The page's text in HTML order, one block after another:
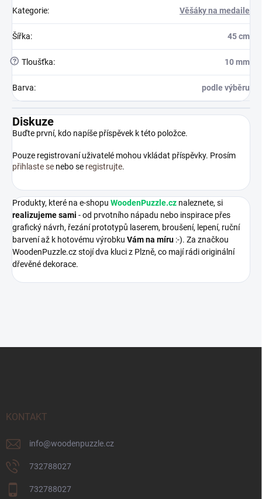
Kategorie: Věšáky na medaile
Šířka: 45 cm
? Tloušťka: 10 mm
Barva: podle výběru
Diskuze
Buďte první, kdo napíše příspěvek k této položce.
Pouze registrovaní uživatelé mohou vkládat příspěvky. Prosím
přihlaste se nebo se registrujte.
Produkty, které na e-shopu WoodenPuzzle.cz naleznete, si
realizujeme sami - od prvotního nápadu nebo inspirace přes
grafický návrh, řezání prototypů laserem, broušení, lepení, ruční
barvení až k hotovému výrobku Vám na míru :-). Za značkou
WoodenPuzzle.cz stojí dva kluci z Plzně, co mají rádi originální
dřevěné dekorace.
KONTAKT
info@woodenpuzzle.cz
732788027
732788027